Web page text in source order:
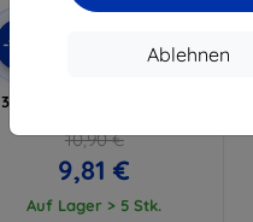
Ablehnen
-10% EXTRA10
3MK FlexibleGlass Zebra
10,90 €
9,81 €
Auf Lager > 5 Stk.